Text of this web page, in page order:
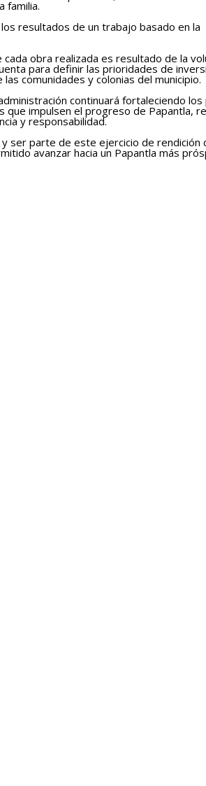
familia.
resultados de un trabajo basado en la
obra realizada es resultado de la
para definir las prioridades de
comunidades y colonias del municipio.
continuará fortaleciendo
que impulsen el progreso de Papantla,
y responsabilidad.
ser parte de este ejercicio de rendición
avanzar hacia un Papantla más